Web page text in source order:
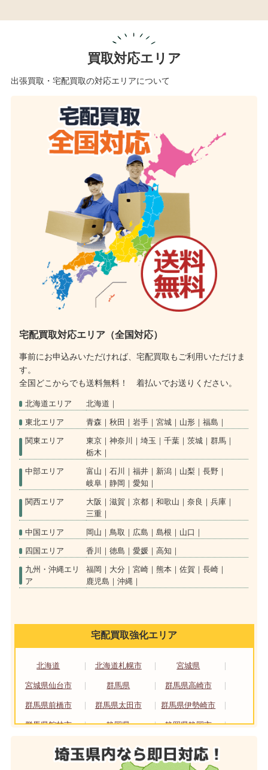
買取対応エリア
出張買取・宅配買取の対応エリアについて
宅配買取対応エリア（全国対応）
事前にお申込みいただければ、宅配買取もご利用いただけま
す。
全国どこからでも送料無料！ 着払いでお送りください。
北海道エリア 北海道
東北エリア 青森 秋田 岩手 宮城 山形 福島
関東エリア 東京 神奈川 埼玉 千葉 茨城
群馬
栃木
中部エリア 富山 石川 福井 新潟 山梨
長野
岐阜
静岡 愛知
関西エリア 大阪 滋賀 京都 和歌山 奈良
兵庫
三重
中国エリア 岡山 鳥取 広島 島根 山口
四国エリア 香川 徳島 愛媛 高知
九州・沖縄エリ
ア
福岡 大分 宮崎 熊本 佐賀
長崎
鹿児島
沖縄
宅配買取強化エリア
北海道 北海道札幌市 宮城県
宮城県仙台市 群馬県 群馬県高崎市
群馬県前橋市 群馬県太田市 群馬県伊勢崎市
群馬県館林市 静岡県 静岡県静岡市
静岡県浜松市 愛知県 愛知県名古屋市
大阪府大阪市 大阪府堺市